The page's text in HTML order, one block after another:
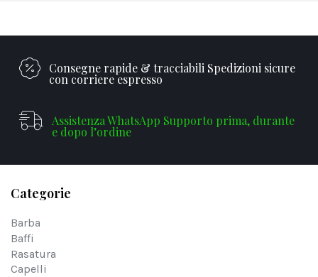
Consegne rapide & tracciabili Spedizioni sicure
con corriere espresso
Assistenza WhatsApp Supporto prima, durante
e dopo l’ordine
Categorie
Barba
Baffi
Rasatura
Capelli